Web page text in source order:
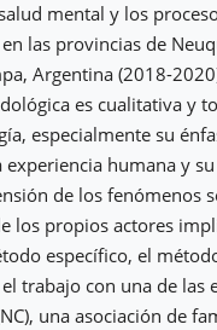
mental y los
las provincias de
Argentina (2018-
es cualitativa y
especialmente su
experiencia humana y
de los fenómenos
los propios actores
específico, el
trabajo con una de las
una asociación de